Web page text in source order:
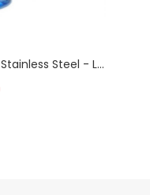
Steel - L...